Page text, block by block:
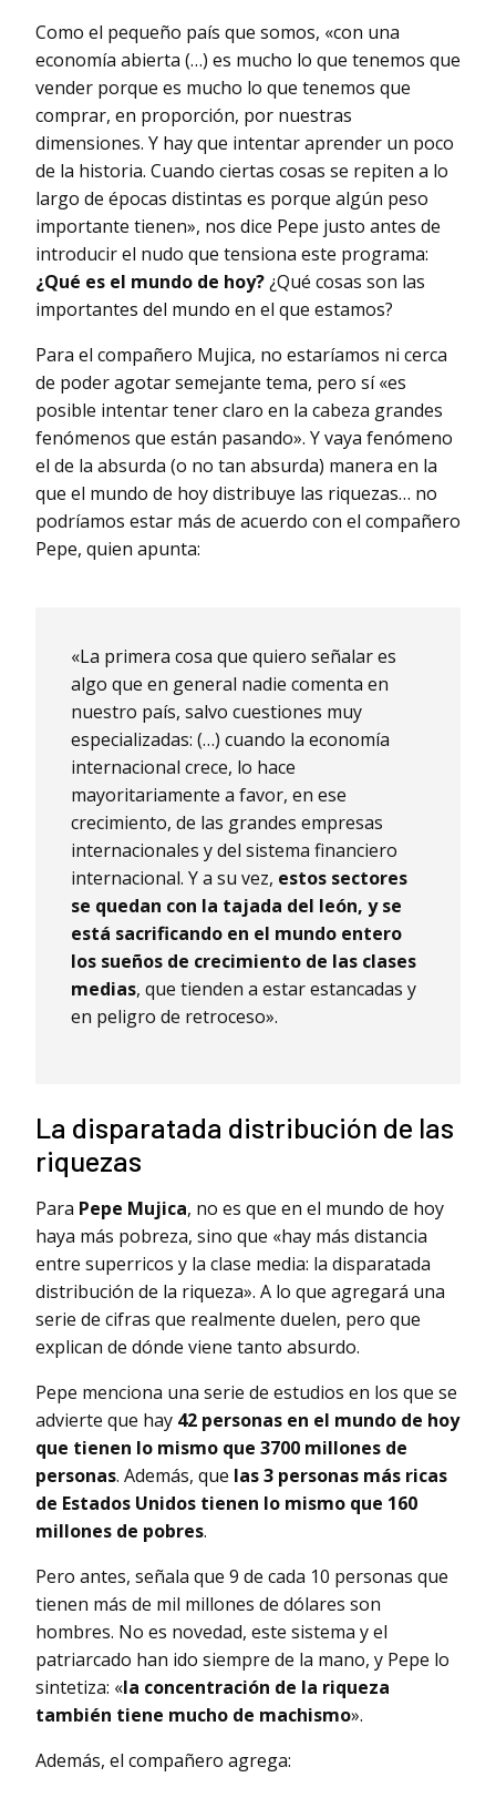
Como el pequeño país que somos, «con una
economía abierta (…) es mucho lo que tenemos que
vender porque es mucho lo que tenemos que
comprar, en proporción, por nuestras
dimensiones. Y hay que intentar aprender un poco
de la historia. Cuando ciertas cosas se repiten a lo
largo de épocas distintas es porque algún peso
importante tienen», nos dice Pepe justo antes de
introducir el nudo que tensiona este programa:
¿Qué es el mundo de hoy?¿Qué cosas son las
importantes del mundo en el que estamos?
Para el compañero Mujica, no estaríamos ni cerca
de poder agotar semejante tema, pero sí «es
posible intentar tener claro en la cabeza grandes
fenómenos que están pasando». Y vaya fenómeno
el de la absurda (o no tan absurda) manera en la
que el mundo de hoy distribuye las riquezas… no
podríamos estar más de acuerdo con el compañero
Pepe, quien apunta:
«La primera cosa que quiero señalar es
algo que en general nadie comenta en
nuestro país, salvo cuestiones muy
especializadas: (…) cuando la economía
internacional crece, lo hace
mayoritariamente a favor, en ese
crecimiento, de las grandes empresas
internacionales y del sistema financiero
internacional. Y a su vez, estos sectores
se quedan con la tajada del león, y se
está sacrificando en el mundo entero
los sueños de crecimiento de las clases
medias, que tienden a estar estancadas y
en peligro de retroceso».
La disparatada distribución de las
riquezas
Para Pepe Mujica, no es que en el mundo de hoy
haya más pobreza, sino que «hay más distancia
entre superricos y la clase media: la disparatada
distribución de la riqueza». A lo que agregará una
serie de cifras que realmente duelen, pero que
explican de dónde viene tanto absurdo.
Pepe menciona una serie de estudios en los que se
advierte que hay 42 personas en el mundo de hoy
que tienen lo mismo que 3700 millones de
personas. Además, que las 3 personas más ricas
de Estados Unidos tienen lo mismo que 160
millones de pobres.
Pero antes, señala que 9 de cada 10 personas que
tienen más de mil millones de dólares son
hombres. No es novedad, este sistema y el
patriarcado han ido siempre de la mano, y Pepe lo
sintetiza: «la concentración de la riqueza
también tiene mucho de machismo».
Además, el compañero agrega: